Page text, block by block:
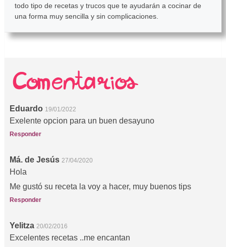
todo tipo de recetas y trucos que te ayudarán a cocinar de
una forma muy sencilla y sin complicaciones.
Eduardo 19/01/2022
Exelente opcion para un buen desayuno
Responder
Má. de Jesús 27/04/2020
Hola
Me gustó su receta la voy a hacer, muy buenos tips
Responder
Yelitza 20/02/2016
Excelentes recetas ..me encantan